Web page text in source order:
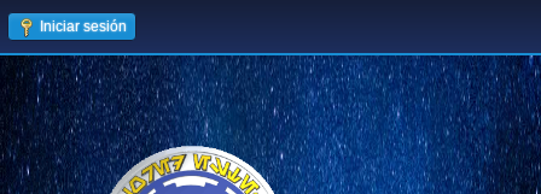
Iniciar sesión